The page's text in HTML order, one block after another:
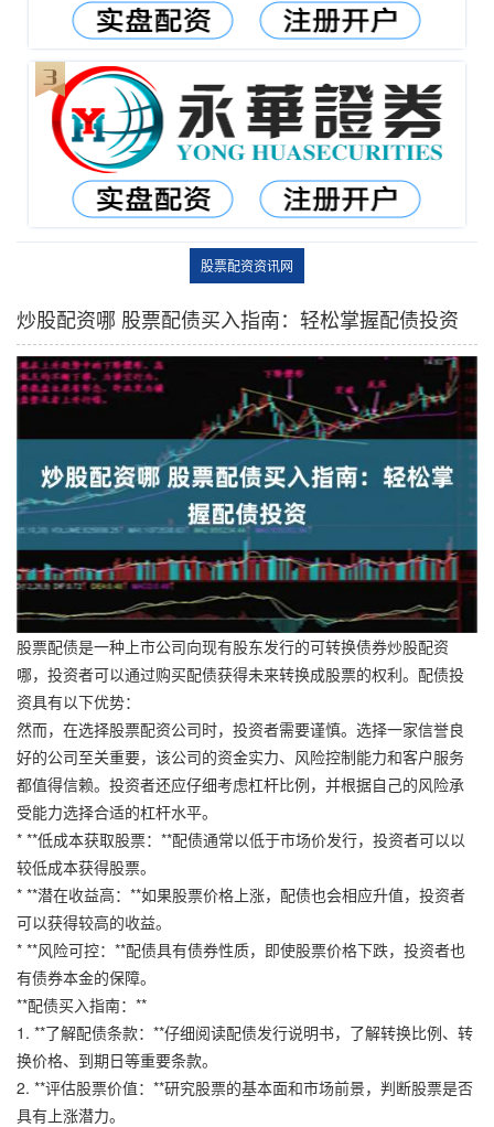
股票配资资讯网
炒股配资哪 股票配债买入指南：轻松掌握配债投资
股票配债是一种上市公司向现有股东发行的可转换债券炒股配资
哪，投资者可以通过购买配债获得未来转换成股票的权利。配债投
资具有以下优势：
然而，在选择股票配资公司时，投资者需要谨慎。选择一家信誉良
好的公司至关重要，该公司的资金实力、风险控制能力和客户服务
都值得信赖。投资者还应仔细考虑杠杆比例，并根据自己的风险承
受能力选择合适的杠杆水平。
* **低成本获取股票：**配债通常以低于市场价发行，投资者可以以
较低成本获得股票。
* **潜在收益高：**如果股票价格上涨，配债也会相应升值，投资者
可以获得较高的收益。
* **风险可控：**配债具有债券性质，即使股票价格下跌，投资者也
有债券本金的保障。
**配债买入指南：**
1. **了解配债条款：**仔细阅读配债发行说明书，了解转换比例、转
换价格、到期日等重要条款。
2. **评估股票价值：**研究股票的基本面和市场前景，判断股票是否
具有上涨潜力。